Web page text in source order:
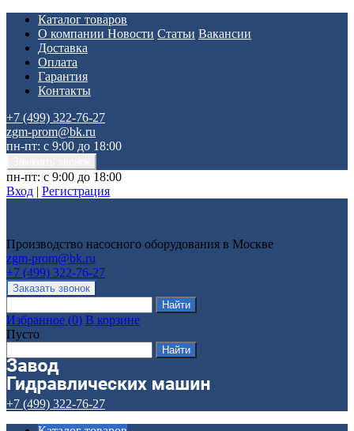
Каталог товаров
О компании Новости Статьи Вакансии
Доставка
Оплата
Гарантия
Контакты
+7 (499) 322-76-27
zgm-prom@bk.ru
пн-пт: с 9:00 до 18:00
пн-пт: с 9:00 до 18:00
Вход | Регистрация
Производство насосного оборудования в Москве
zgm-prom@bk.ru
+7 (499) 322-76-27
Избранное (0) В корзине
Пусто
+7 (499) 322-76-27